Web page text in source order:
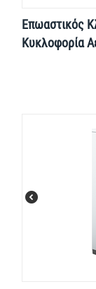
Επωαστικός
Κυκλοφορία